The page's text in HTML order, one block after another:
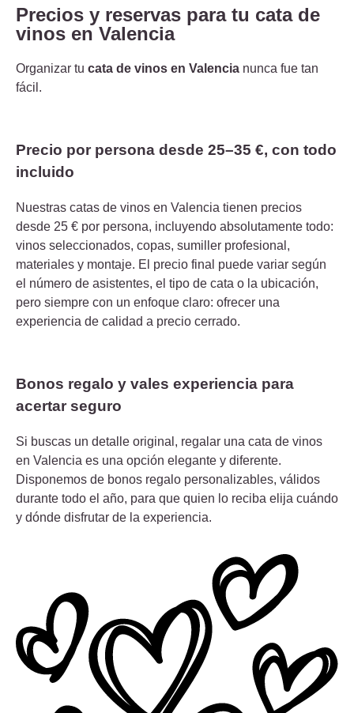
Precios y reservas para tu cata de
vinos en Valencia
Organizar tu cata de vinos en Valencia nunca fue tan
fácil.
Precio por persona desde 25–35 €, con todo
incluido
Nuestras catas de vinos en Valencia tienen precios
desde 25 € por persona, incluyendo absolutamente todo:
vinos seleccionados, copas, sumiller profesional,
materiales y montaje. El precio final puede variar según
el número de asistentes, el tipo de cata o la ubicación,
pero siempre con un enfoque claro: ofrecer una
experiencia de calidad a precio cerrado.
Bonos regalo y vales experiencia para
acertar seguro
Si buscas un detalle original, regalar una cata de vinos
en Valencia es una opción elegante y diferente.
Disponemos de bonos regalo personalizables, válidos
durante todo el año, para que quien lo reciba elija cuándo
y dónde disfrutar de la experiencia.